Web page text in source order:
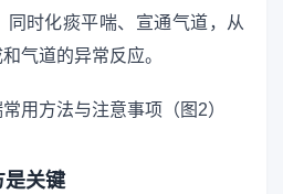
同时化痰平喘、宣通气道，从
气道的异常反应。
是关键